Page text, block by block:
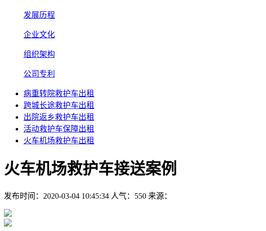
发展历程
企业文化
组织架构
公司专利
病重转院救护车出租
跨城长途救护车出租
出院返乡救护车出租
活动救护车保障出租
火车机场救护车出租
火车机场救护车接送案例
发布时间：2020-03-04 10:45:34 人气：550 来源：